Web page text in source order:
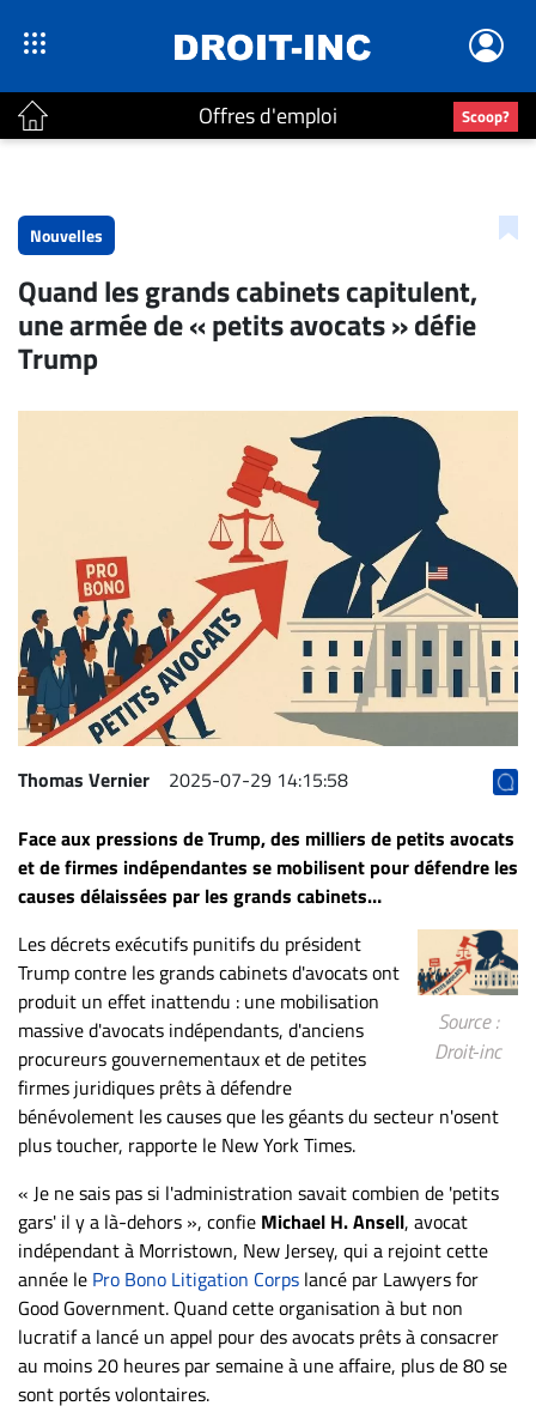
Offres d'emploi Scoop?
Accueil
Continu
Nominations
Bureaux
Conseillers
CARRIÈRE
ET
EMPLOIS
AVOCATS
ET
Offres
d'emploi
Continue
Métiers
Scoop?
CABINETS
ET
ENTREPRISES
entreprises
Page
entreprises
Publier
un
emploi
Publicité
Nouvelles
Quand les grands cabinets capitulent,
une armée de « petits avocats » défie
Trump
Thomas Vernier 2025-07-29 14:15:58
Face aux pressions de Trump, des milliers de petits avocats
et de firmes indépendantes se mobilisent pour défendre les
causes délaissées par les grands cabinets…
Source :
Droit-inc
Les décrets exécutifs punitifs du président
Trump contre les grands cabinets d'avocats ont
produit un effet inattendu : une mobilisation
massive d'avocats indépendants, d'anciens
procureurs gouvernementaux et de petites
firmes juridiques prêts à défendre
bénévolement les causes que les géants du secteur n'osent
plus toucher, rapporte le New York Times.
« Je ne sais pas si l'administration savait combien de 'petits
gars' il y a là-dehors », confie Michael H. Ansell, avocat
indépendant à Morristown, New Jersey, qui a rejoint cette
année le Pro Bono Litigation Corps lancé par Lawyers for
Good Government. Quand cette organisation à but non
lucratif a lancé un appel pour des avocats prêts à consacrer
au moins 20 heures par semaine à une affaire, plus de 80 se
sont portés volontaires.